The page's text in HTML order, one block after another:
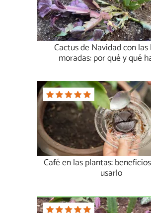
Cactus de Navidad con las
moradas: por qué y qué
Café en las plantas:
usarlo